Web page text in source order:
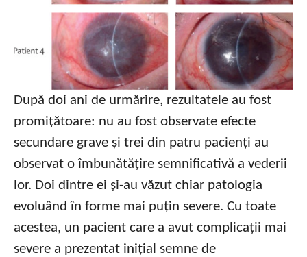
După doi ani de urmărire, rezultatele au fost
promițătoare: nu au fost observate efecte
secundare grave și trei din patru pacienți au
observat o îmbunătățire semnificativă a vederii
lor. Doi dintre ei și-au văzut chiar patologia
evoluând în forme mai puțin severe. Cu toate
acestea, un pacient care a avut complicații mai
severe a prezentat inițial semne de